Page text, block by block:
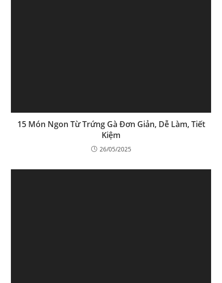
15 Món Ngon Từ Trứng Gà Đơn Giản, Dễ Làm, Tiết
Kiệm
26/05/2025